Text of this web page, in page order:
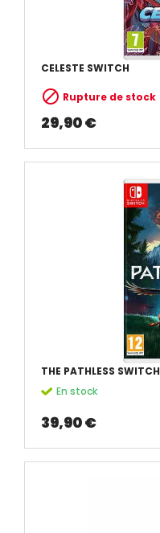
CELESTE SWITCH
 Rupture de stock
29,90 €
THE PATHLESS SWITCH
En stock
39,90 €